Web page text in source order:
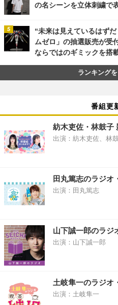
の名シーンを立体刺繍で
“未来は見えているはず
ムゼロ」の抽選販売が
ならではのギミックを搭
ランキング
番組更
紡木吏佐・林鼓子
出演：紡木吏佐、林
田丸篤志のラジオ
出演：田丸篤志
山下誠一郎のラジ
出演：山下誠一郎
土岐隼一のラジオ
出演：土岐隼一